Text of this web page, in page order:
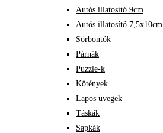
Autós illatosító 9cm
Autós illatosító 7,5x10cm
Sörbontók
Párnák
Puzzle-k
Kötények
Lapos üvegek
Táskák
Sapkák